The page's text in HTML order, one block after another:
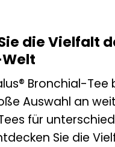
die Vielfalt
Bronchial-Tee
Auswahl an
für
Sie die